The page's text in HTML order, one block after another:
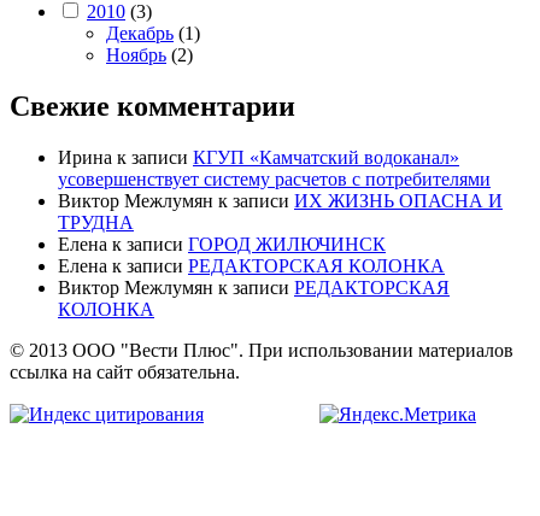
2010 (3)
Декабрь (1)
Ноябрь (2)
Свежие комментарии
Ирина к записи КГУП «Камчатский водоканал»
усовершенствует систему расчетов с потребителями
Виктор Межлумян к записи ИХ ЖИЗНЬ ОПАСНА И
ТРУДНА
Елена к записи ГОРОД ЖИЛЮЧИНСК
Елена к записи РЕДАКТОРСКАЯ КОЛОНКА
Виктор Межлумян к записи РЕДАКТОРСКАЯ
КОЛОНКА
© 2013 ООО "Вести Плюс". При использовании материалов
ссылка на сайт обязательна.